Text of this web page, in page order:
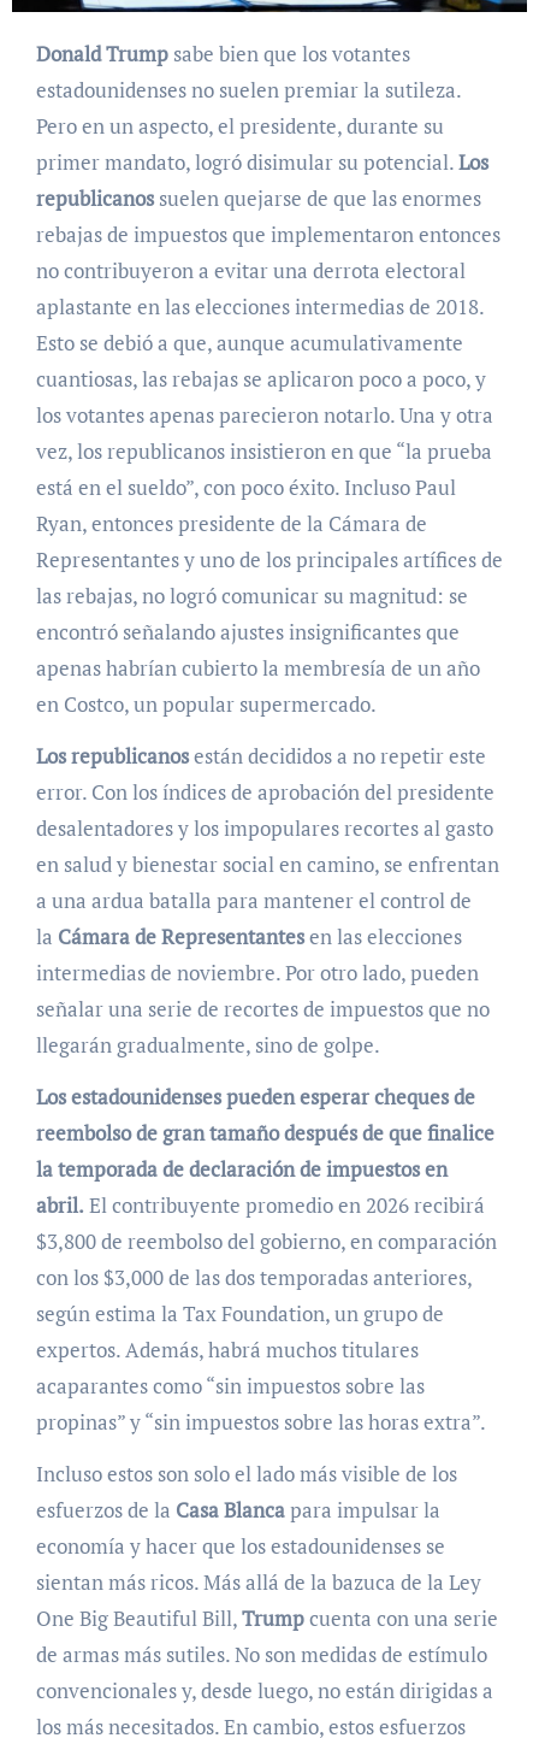
Donald Trumpsabe bien que los votantes
estadounidenses no suelen premiar la sutileza.
Pero en un aspecto, el presidente, durante su
primer mandato, logró disimular su potencial.Los
republicanossuelen quejarse de que las enormes
rebajas de impuestos que implementaron entonces
no contribuyeron a evitar una derrota electoral
aplastante en las elecciones intermedias de 2018.
Esto se debió a que, aunque acumulativamente
cuantiosas, las rebajas se aplicaron poco a poco, y
los votantes apenas parecieron notarlo. Una y otra
vez, los republicanos insistieron en que “la prueba
está en el sueldo”, con poco éxito. Incluso Paul
Ryan, entonces presidente de la Cámara de
Representantes y uno de los principales artífices de
las rebajas, no logró comunicar su magnitud: se
encontró señalando ajustes insignificantes que
apenas habrían cubierto la membresía de un año
en Costco, un popular supermercado.
Los republicanosestán decididos a no repetir este
error. Con los índices de aprobación del presidente
desalentadores y los impopulares recortes al gasto
en salud y bienestar social en camino, se enfrentan
a una ardua batalla para mantener el control de
la Cámara de Representantesen las elecciones
intermedias de noviembre. Por otro lado, pueden
señalar una serie de recortes de impuestos que no
llegarán gradualmente, sino de golpe.
Los estadounidenses pueden esperar cheques de
reembolso de gran tamaño después de que finalice
la temporada de declaración de impuestos en
abril. El contribuyente promedio en 2026 recibirá
$3,800 de reembolso del gobierno, en comparación
con los $3,000 de las dos temporadas anteriores,
según estima la Tax Foundation, un grupo de
expertos. Además, habrá muchos titulares
acaparantes como “sin impuestos sobre las
propinas” y “sin impuestos sobre las horas extra”.
Incluso estos son solo el lado más visible de los
esfuerzos de la Casa Blancapara impulsar la
economía y hacer que los estadounidenses se
sientan más ricos. Más allá de la bazuca de la Ley
One Big Beautiful Bill,Trumpcuenta con una serie
de armas más sutiles. No son medidas de estímulo
convencionales y, desde luego, no están dirigidas a
los más necesitados. En cambio, estos esfuerzos